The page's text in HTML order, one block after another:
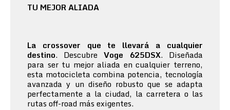
TU MEJOR ALIADA
La crossover que te llevará a cualquier
destino. Descubre Voge 625DSX. Diseñada
para ser tu mejor aliada en cualquier terreno,
esta motocicleta combina potencia, tecnología
avanzada y un diseño robusto que se adapta
perfectamente a la ciudad, la carretera o las
rutas off-road más exigentes.